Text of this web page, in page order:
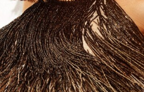
– ΜΑΥΡΑ ΦΕΓΓΑΡΙΑ